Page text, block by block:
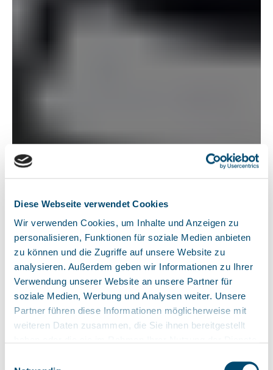
Diese Webseite verwendet Cookies
Wir verwenden Cookies, um Inhalte und Anzeigen zu
personalisieren, Funktionen für soziale Medien anbieten
zu können und die Zugriffe auf unsere Website zu
analysieren. Außerdem geben wir Informationen zu Ihrer
Verwendung unserer Website an unsere Partner für
soziale Medien, Werbung und Analysen weiter. Unsere
Partner führen diese Informationen möglicherweise mit
weiteren Daten zusammen, die Sie ihnen bereitgestellt